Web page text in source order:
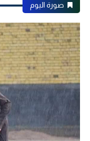
صورة اليوم